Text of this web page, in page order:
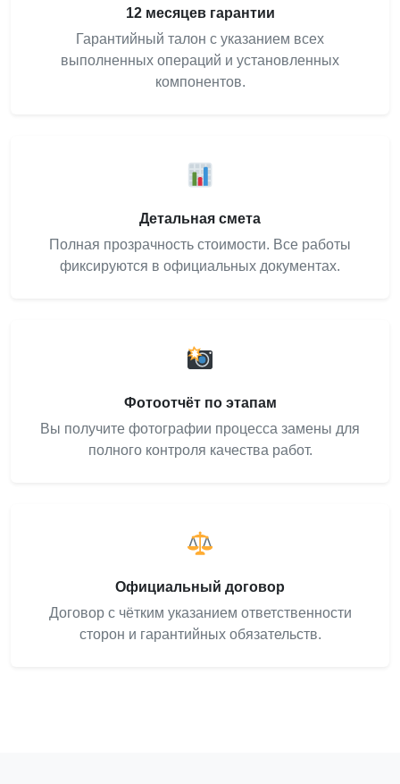
12 месяцев гарантии
Гарантийный талон с указанием всех
выполненных операций и установленных
компонентов.
Детальная смета
Полная прозрачность стоимости. Все работы
фиксируются в официальных документах.
Фотоотчёт по этапам
Вы получите фотографии процесса замены для
полного контроля качества работ.
Официальный договор
Договор с чётким указанием ответственности
сторон и гарантийных обязательств.